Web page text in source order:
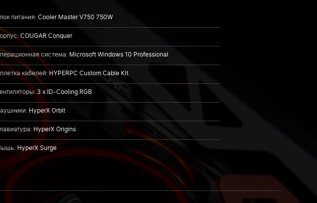
питания: Cooler Master V750 750W
COUGAR Conquer
система: Microsoft Windows 10 Professional
кабелей:HYPERPC Custom Cable Kit
3 x ID-Cooling RGB
HyperX Orbit
HyperX Origins
HyperX Surge